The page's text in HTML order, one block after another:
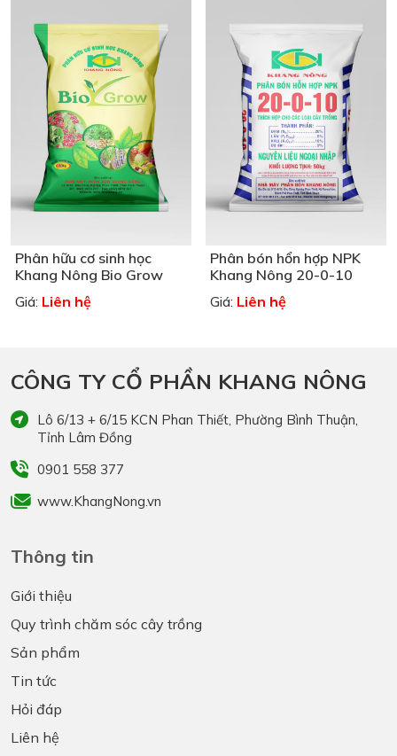
Phân hữu cơ sinh học
Khang Nông Bio Grow
Giá: Liên hệ
Phân bón hổn hợp NPK
Khang Nông 20-0-10
Giá: Liên hệ
CÔNG TY CỔ PHẦN KHANG NÔNG
Lô 6/13 + 6/15 KCN Phan Thiết, Phường Bình Thuận,
Tỉnh Lâm Đồng
0901 558 377
www.KhangNong.vn
Thông tin
Giới thiệu
Quy trình chăm sóc cây trồng
Sản phẩm
Tin tức
Hỏi đáp
Liên hệ